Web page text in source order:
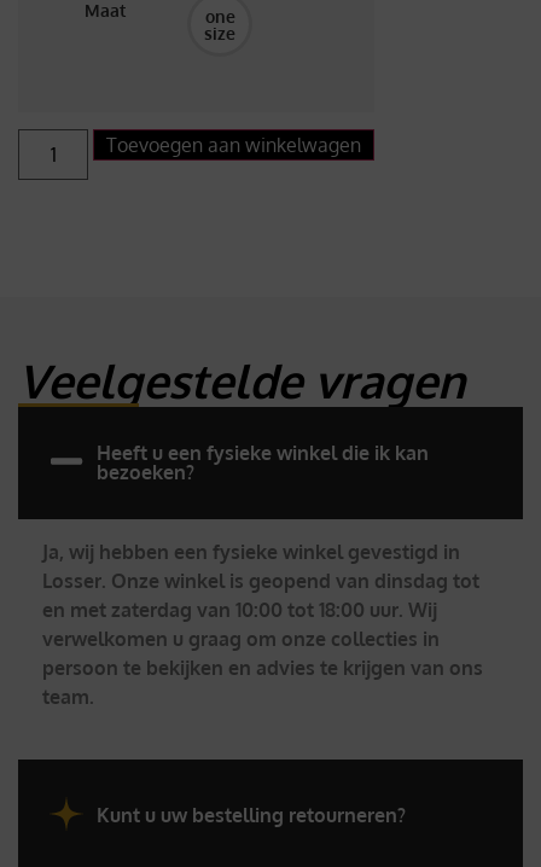
Maat one
size
Toevoegen aan winkelwagen
Veelgestelde vragen
Heeft u een fysieke winkel die ik kan
bezoeken?
Ja, wij hebben een fysieke winkel gevestigd in
Losser. Onze winkel is geopend van dinsdag tot
en met zaterdag van 10:00 tot 18:00 uur. Wij
verwelkomen u graag om onze collecties in
persoon te bekijken en advies te krijgen van ons
team.
Kunt u uw bestelling retourneren?